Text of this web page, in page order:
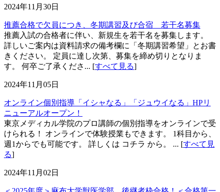
2024年11月30日
推薦合格で欠員につき、冬期講習及び合宿 若干名募集
推薦入試の合格者に伴い、新規生を若干名を募集します。
詳しいご案内は資料請求の備考欄に「冬期講習希望」とお書
きください。 定員に達し次第、募集を締め切りとなりま
す。 何卒ご了承くださ... [すべて見る]
2024年11月05日
オンライン個別指導「イシャなる」「ジュウイなる」HPリ
ニューアルオープン！
東京メディカル学院のプロ講師の個別指導をオンラインで受
けられる！ オンラインで体験授業もできます。 1科目から、
週1からでも可能です。 詳しくは コチラ から。 ... [すべて見
る]
2024年11月02日